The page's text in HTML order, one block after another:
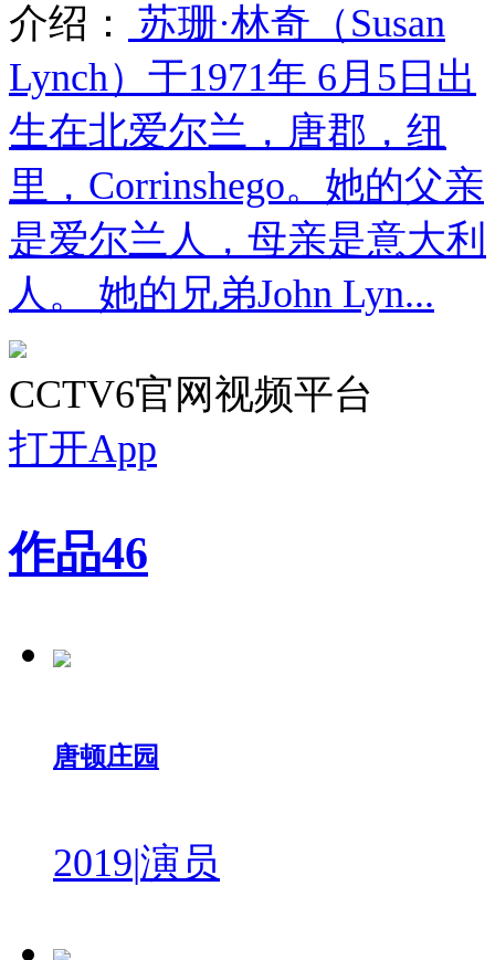
介绍：
苏珊·林奇（Susan
Lynch）于1971年 6月5日出
生在北爱尔兰，唐郡，纽
里，Corrinshego。她的父亲
是爱尔兰人，母亲是意大利
人。 她的兄弟John Lyn...
CCTV6官网视频平台
打开App
作品46
唐顿庄园
2019|演员